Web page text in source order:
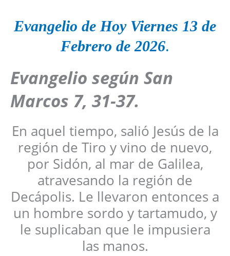
Evangelio de Hoy Viernes 13 de
Febrero de 2026.
Evangelio según San
Marcos 7, 31-37.
En aquel tiempo, salió Jesús de la
región de Tiro y vino de nuevo,
por Sidón, al mar de Galilea,
atravesando la región de
Decápolis. Le llevaron entonces a
un hombre sordo y tartamudo, y
le suplicaban que le impusiera
las manos.